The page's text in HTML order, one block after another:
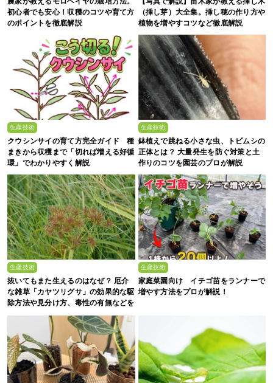
初心者でも安心！収穫のコツや育て方
のポイントを徹底解説
（挿し芽）大全集。挿し穂の作り方や
植物を増やすコツなど徹底解説
生産技術
クウシンサイの育て方完全ガイド 種
まきから収穫まで「切れば増える好循
環」でわかりやすく解説
生産技術
鉢植えで跳ねる小さな虫、トビムシの
正体とは？ 大量発生を防ぐ対策と土
作りのコツを園芸のプロが解説
生産技術
抜いてもまた生えるのはなぜ？ 厄介
な雑草「カヤツリグサ」の効果的な駆
除方法や見分け方、毒性の有無などを
生産技術
家庭菜園向け イチゴ苗をランナーで
増やす方法をプロが解説！